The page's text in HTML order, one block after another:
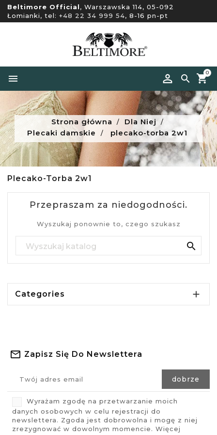
Beltimore Official, Warszawska 114, 05-092
Łomianki, tel: +48 22 34 999 54, 8-16 pn-pt


0
Strona główna
Dla Niej
Plecaki damskie
plecako-torba 2w1
Plecako-Torba 2w1
Przepraszam za niedogodności.
Wyszukaj ponownie to, czego szukasz

Categories 
Zapisz Się Do Newslettera
Wyrażam zgodę na przetwarzanie moich
danych osobowych w celu rejestracji do
newslettera. Zgoda jest dobrowolna i mogę z niej
zrezygnować w dowolnym momencie. Więcej